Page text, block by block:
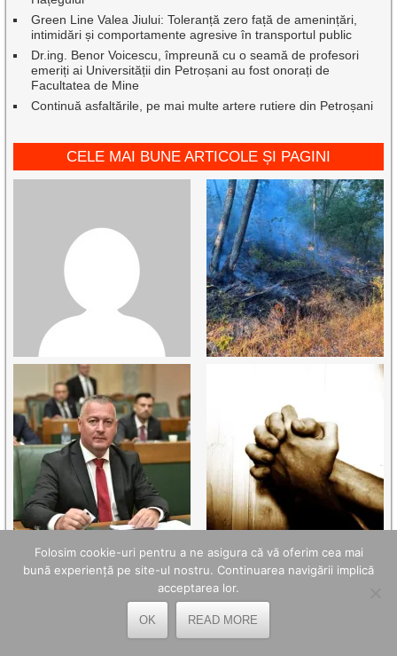
Green Line Valea Jiului: Toleranță zero față de amenințări,
intimidări și comportamente agresive în transportul public
Dr.ing. Benor Voicescu, împreună cu o seamă de profesori
emeriți ai Universității din Petroșani au fost onorați de
Facultatea de Mine
Continuă asfaltările, pe mai multe artere rutiere din Petroșani
CELE MAI BUNE ARTICOLE ȘI PAGINI
Folosim cookie-uri pentru a ne asigura că vă oferim cea mai
bună experiență pe site-ul nostru. Continuarea navigării implică
acceptarea lor.
OK READ MORE